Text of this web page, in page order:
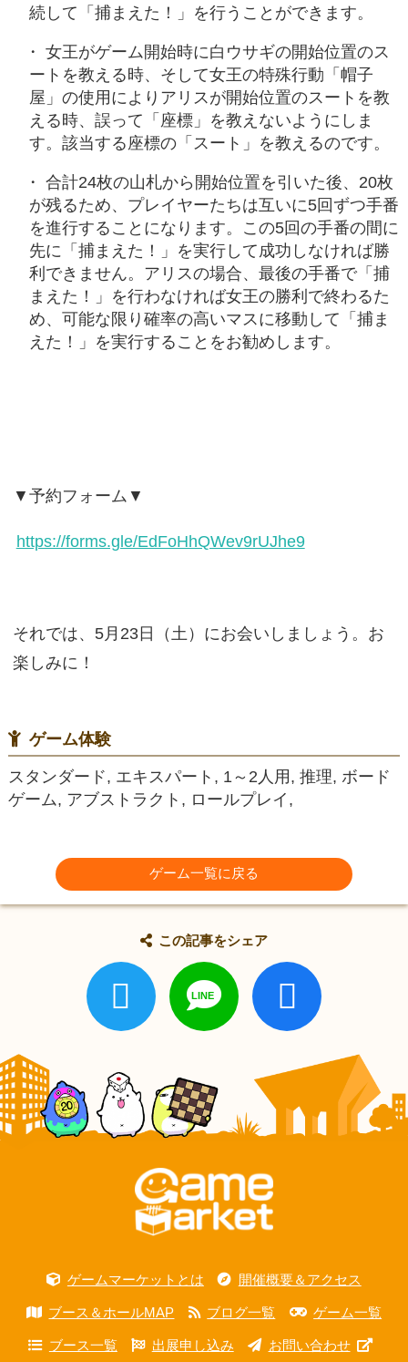
続して「捕まえた！」を行うことができます。
女王がゲーム開始時に白ウサギの開始位置のス
ートを教える時、そして女王の特殊行動「帽子
屋」の使用によりアリスが開始位置のスートを教
える時、誤って「座標」を教えないようにしま
す。該当する座標の「スート」を教えるのです。
合計24枚の山札から開始位置を引いた後、20枚
が残るため、プレイヤーたちは互いに5回ずつ手番
を進行することになります。この5回の手番の間に
先に「捕まえた！」を実行して成功しなければ勝
利できません。アリスの場合、最後の手番で「捕
まえた！」を行わなければ女王の勝利で終わるた
め、可能な限り確率の高いマスに移動して「捕ま
えた！」を実行することをお勧めします。
▼予約フォーム▼
https://forms.gle/EdFoHhQWev9rUJhe9
それでは、5月23日（土）にお会いしましょう。お
楽しみに！
ゲーム体験
スタンダード, エキスパート, 1～2人用, 推理, ボード
ゲーム, アブストラクト, ロールプレイ,
ゲーム一覧に戻る
この記事をシェア
ゲームマーケットとは 開催概要＆アクセス
ブース＆ホールMAP ブログ一覧 ゲーム一覧
ブース一覧 出展申し込み お問い合わせ